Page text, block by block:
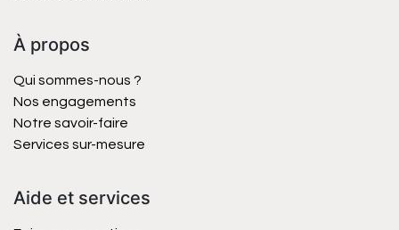
À propos
Qui sommes-nous ?
Nos engagements
Notre savoir-faire
Services sur-mesure
Aide et services